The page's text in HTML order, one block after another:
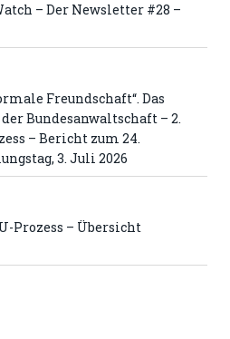
– Der Newsletter #28 –
Freundschaft“. Das
Bundesanwaltschaft – 2.
– Bericht zum 24.
3. Juli 2026
Prozess – Übersicht